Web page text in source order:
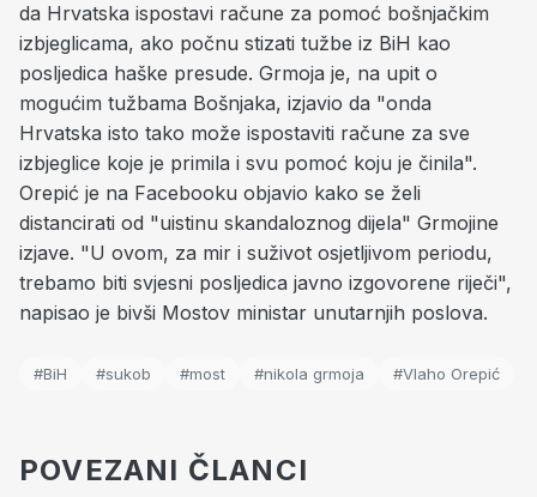
da Hrvatska ispostavi račune za pomoć bošnjačkim
izbjeglicama, ako počnu stizati tužbe iz BiH kao
posljedica haške presude. Grmoja je, na upit o
mogućim tužbama Bošnjaka, izjavio da "onda
Hrvatska isto tako može ispostaviti račune za sve
izbjeglice koje je primila i svu pomoć koju je činila".
Orepić je na Facebooku objavio kako se želi
distancirati od "uistinu skandaloznog dijela" Grmojine
izjave. "U ovom, za mir i suživot osjetljivom periodu,
trebamo biti svjesni posljedica javno izgovorene riječi",
napisao je bivši Mostov ministar unutarnjih poslova.
#BiH #sukob #most #nikola grmoja #Vlaho Orepić
POVEZANI ČLANCI